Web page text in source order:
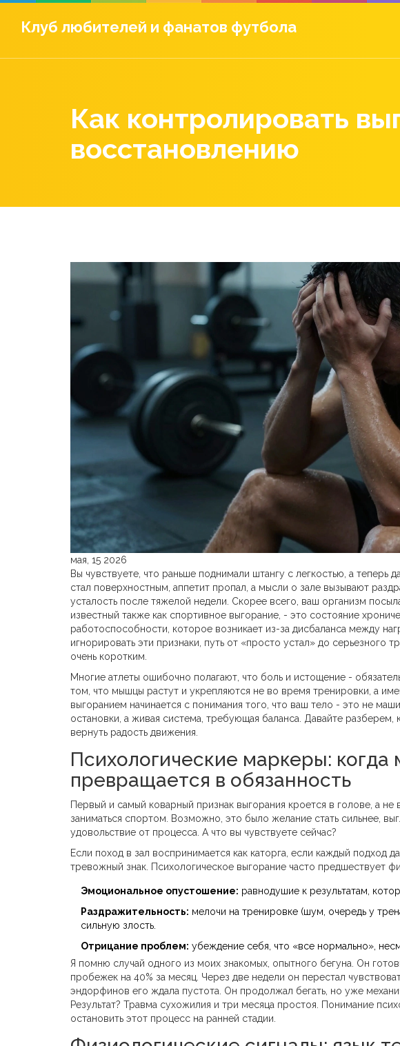
Клуб любителей и фанатов футбола
Как контролировать
восстановлению
мая, 15 2026
Вы чувствуете, что раньше поднимали штангу с легкостью, а теперь
стал поверхностным, аппетит пропал, а мысли о зале вызывают
усталость после тяжелой недели. Скорее всего, ваш организм
известный также как спортивное выгорание , - это состояние
работоспособности, которое возникает из-за дисбаланса между
игнорировать эти признаки, путь от «просто устал» до серьезного
очень коротким.
Многие атлеты ошибочно полагают, что боль и истощение -
том, что мышцы растут и укрепляются не во время тренировки, а
выгоранием начинается с понимания того, что ваш тело - это не
остановки, а живая система, требующая баланса. Давайте разберем,
вернуть радость движения.
Психологические маркеры: когда
превращается в обязанность
Первый и самый коварный признак выгорания кроется в голове, а
заниматься спортом. Возможно, это было желание стать сильнее,
удовольствие от процесса. А что вы чувствуете сейчас?
Если поход в зал воспринимается как каторга, если каждый подход
тревожный знак. Психологическое выгорание часто предшествует
Эмоциональное опустошение: равнодушие к результатам,
Раздражительность: мелочи на тренировке (шум, очередь у
сильную злость.
Отрицание проблем: убеждение себя, что «все нормально»,
Я помню случай одного из моих знакомых, опытного бегуна. Он
пробежек на 40% за месяц. Через две недели он перестал
эндорфинов его ждала пустота. Он продолжал бегать, но уже
Результат? Травма сухожилия и три месяца простоя. Понимание
остановить этот процесс на ранней стадии.